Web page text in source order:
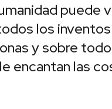
puede
los
y sobre
encantan las